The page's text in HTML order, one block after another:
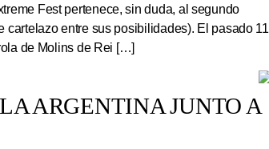
Fest pertenece, sin duda, al segundo
cartelazo entre sus posibilidades). El pasado 11
de Molins de Rei […]
ARGENTINA JUNTO A